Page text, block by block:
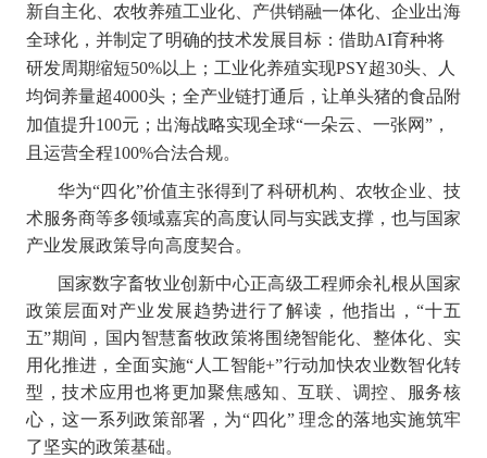
新自主化、农牧养殖工业化、产供销融一体化、企业出海
全球化，并制定了明确的技术发展目标：借助AI育种将
研发周期缩短50%以上；工业化养殖实现PSY超30头、人
均饲养量超4000头；全产业链打通后，让单头猪的食品附
加值提升100元；出海战略实现全球“一朵云、一张网”，
且运营全程100%合法合规。
华为“四化”价值主张得到了科研机构、农牧企业、技
术服务商等多领域嘉宾的高度认同与实践支撑，也与国家
产业发展政策导向高度契合。
国家数字畜牧业创新中心正高级工程师余礼根从国家
政策层面对产业发展趋势进行了解读，他指出，“十五
五”期间，国内智慧畜牧政策将围绕智能化、整体化、实
用化推进，全面实施“人工智能+”行动加快农业数智化转
型，技术应用也将更加聚焦感知、互联、调控、服务核
心，这一系列政策部署，为“四化” 理念的落地实施筑牢
了坚实的政策基础。